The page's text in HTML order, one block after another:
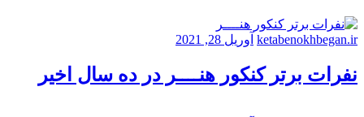
ketabenokhbegan.ir آوریل 28, 2021
نفرات برتر کنکور هنــــر در ده سال اخیر